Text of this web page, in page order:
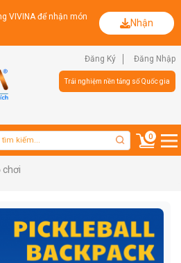
VIVINA để nhận món
Nhận
Đăng Ký Đăng Nhập
Trải nghiệm nền tảng số Quốc gia
0
chơi